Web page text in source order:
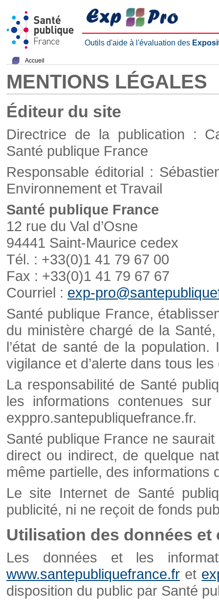
Outils d'aide à l'évaluation des
Accueil
MENTIONS LÉGALES
Éditeur du site
Directrice de la publication :
Santé publique France
Responsable éditorial :
Environnement et Travail
Santé publique France
12 rue du Val d’Osne
94441 Saint-Maurice cedex
Tél. : +33(0)1 41 79 67 00
Fax : +33(0)1 41 79 67 67
Courriel : exp-
Santé publique France,
du ministère chargé de la
l’état de santé de la
vigilance et d’alerte dans tous
La responsabilité de Santé
les informations contenues
exppro.santepubliquefrance.fr.
Santé publique France ne
direct ou indirect, de quelque
même partielle, des informations
Le site Internet de Santé
publicité, ni ne reçoit de fonds
Utilisation des données et
Les données et les
www.santepubliquefrance.fr et
disposition du public par Santé